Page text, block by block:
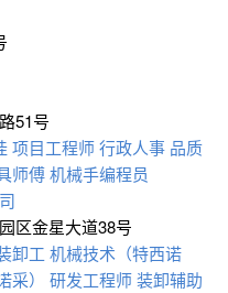
51号
项目工程师行政人事 品质
师傅机械手编程员
区金星大道38号
卸工 机械技术（特西诺
） 研发工程师装卸辅助